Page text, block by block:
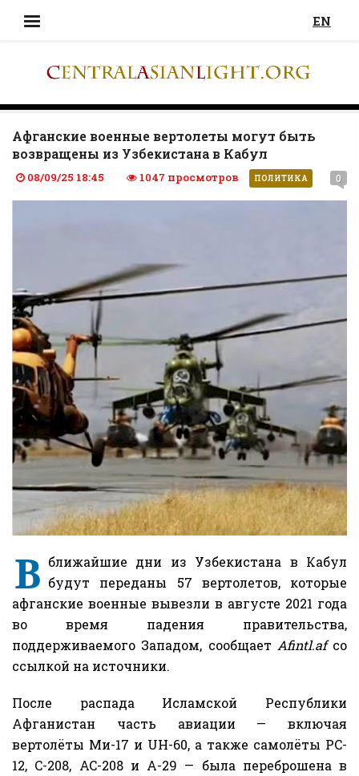
EN
Афганские военные вертолеты могут быть
возвращены из Узбекистана в Кабул
08/09/25 18:45 1047 просмотров ПОЛИТИКА 0
В ближайшие дни из Узбекистана в Кабул
будут переданы 57 вертолетов, которые
афганские военные вывезли в августе 2021 года
во время падения правительства,
поддерживаемого Западом, сообщает Afintl.afсо
ссылкой на источники.
После распада Исламской Республики
Афганистан часть авиации — включая
вертолёты Ми-17 и UH-60, а также самолёты PC-
12, C-208, AC-208 и A-29 — была переброшена в